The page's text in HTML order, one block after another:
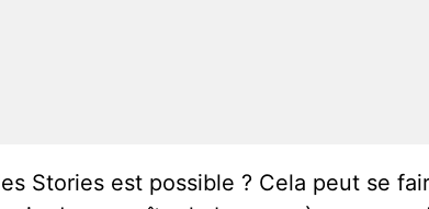
Stories est possible ? Cela peut se